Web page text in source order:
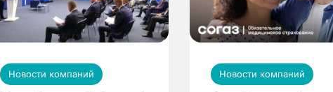
Новости компаний Новости компаний